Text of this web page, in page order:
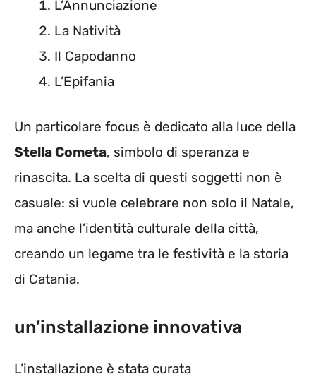
L’Annunciazione
La Natività
Il Capodanno
L’Epifania
Un particolare focus è dedicato alla luce della
Stella Cometa, simbolo di speranza e
rinascita. La scelta di questi soggetti non è
casuale: si vuole celebrare non solo il Natale,
ma anche l’identità culturale della città,
creando un legame tra le festività e la storia
di Catania.
un’installazione innovativa
L’installazione è stata curata